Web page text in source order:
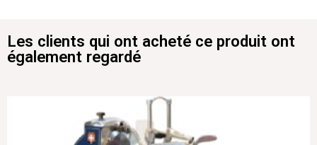
Les clients qui ont acheté ce produit ont
également regardé